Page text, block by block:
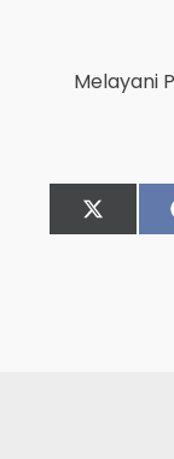
Melayani
Share
on
X